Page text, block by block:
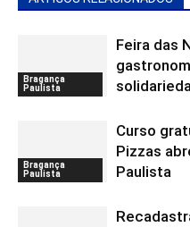
Bragança
Paulista
Feira das
Bragança
Paulista
Curso
Pizzas
Paulista